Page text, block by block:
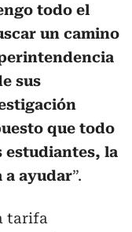
todo el
un camino
sus
que todo
estudiantes, la
a ayudar”.
tarifa